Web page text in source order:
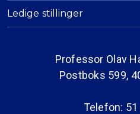
Ledige stillinger
Professor Olav
Postboks 599,
Telefon: